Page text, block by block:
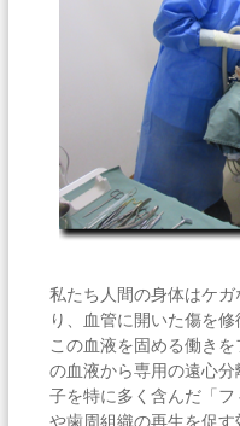
私たち人間の身体はケ
り、血管に開いた傷を
この血液を固める働き
の血液から専用の遠心
子を特に多く含んだ「
や歯周組織の再生を促